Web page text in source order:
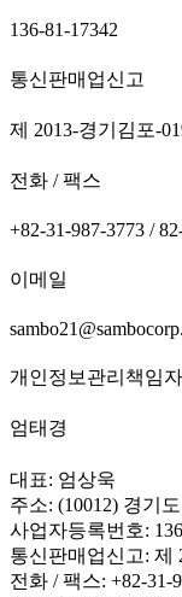
136-81-17342
통신판매업신고
제 2013-경기김포-
전화 / 팩스
+82-31-987-3773 /
이메일
개인정보관리책임자
엄태경
대표: 엄상욱
주소: (10012) 경기
사업자등록번호:
통신판매업신고: 제
전화 / 팩스: +82-31-